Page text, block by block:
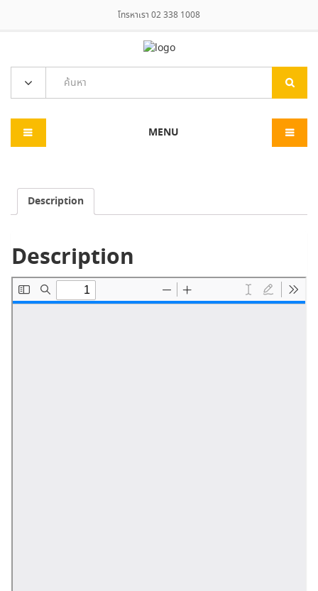
โทรหาเรา 02 338 1008
MENU
Description
Description